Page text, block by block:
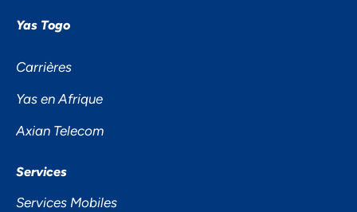
Yas Togo
Carrières
Yas en Afrique
Axian Telecom
Services
Services Mobiles
NOUS ACCORDONS DE
L'IMPORTANCE À VOTRE VIE